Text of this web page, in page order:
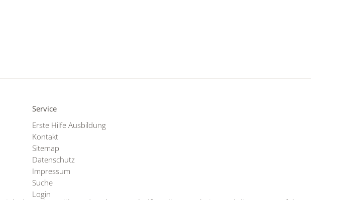
Service
Erste Hilfe Ausbildung
Kontakt
Sitemap
Datenschutz
Impressum
Suche
Login